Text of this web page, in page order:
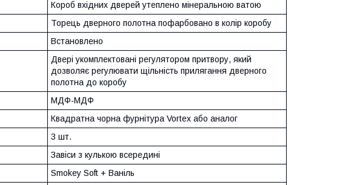
Короб вхідних дверей утеплено мінеральною ватою
Торець дверного полотна пофарбовано в колір коробу
Встановлено
Двері укомплектовані регулятором притвору, який
дозволяє регулювати щільність прилягання дверного
полотна до коробу
МДФ-МДФ
Квадратна чорна фурнітура Vortex або аналог
3 шт.
Завіси з кулькою всередині
Smokey Soft + Ваніль